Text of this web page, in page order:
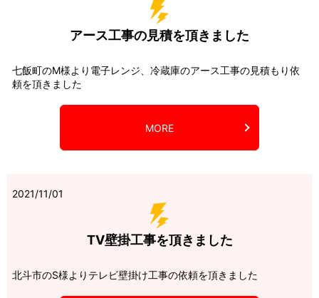
アース工事の見積を頂きました
七飯町のM様より電子レンジ、冷蔵庫のアース工事の見積もり依
頼を頂きました
MORE
2021/11/01
TV壁掛工事を頂きました
北斗市のS様よりテレビ壁掛け工事の依頼を頂きました